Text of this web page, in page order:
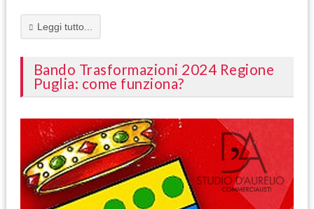
Leggi tutto...
Bando Trasformazioni 2024 Regione
Puglia: come funziona?